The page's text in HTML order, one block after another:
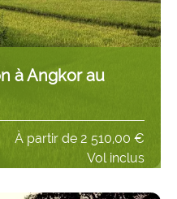
à Angkor au
Vol inclus
À partir de 2 510,00 €